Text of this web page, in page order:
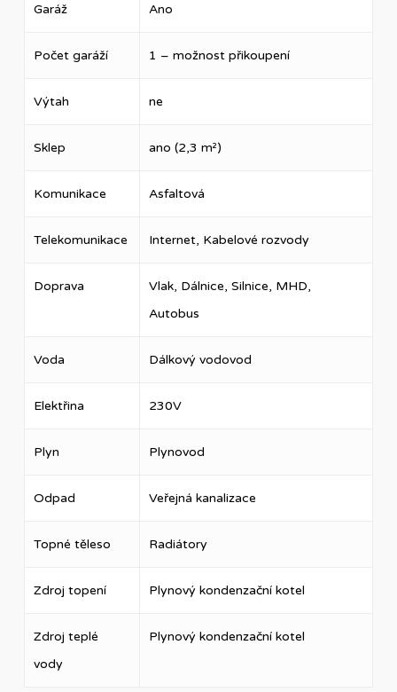
Garáž Ano
Počet garáží 1 – možnost přikoupení
Výtah ne
Sklep ano (2,3 m²)
Komunikace Asfaltová
Telekomunikace Internet, Kabelové rozvody
Doprava
Vlak, Dálnice, Silnice, MHD,
Autobus
Voda Dálkový vodovod
Elektřina 230V
Plyn Plynovod
Odpad Veřejná kanalizace
Topné těleso Radiátory
Zdroj topení Plynový kondenzační kotel
Zdroj teplé
vody
Plynový kondenzační kotel